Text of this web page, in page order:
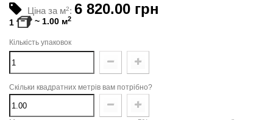
Ціна за м2: 6 820.00 грн
1 ~ 1.00 м2
Кількість упаковок
Скільки квадратних метрів вам потрібно?